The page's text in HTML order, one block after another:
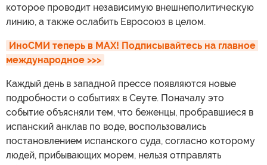
которое проводит независимую внешнеполитическую
линию, а также ослабить Евросоюз в целом.
ИноСМИ теперь в MAX! Подписывайтесь на главное
международное >>>
Каждый день в западной прессе появляются новые
подробности о событиях в Сеуте. Поначалу это
событие объясняли тем, что беженцы, пробравшиеся в
испанский анклав по воде, воспользовались
постановлением испанского суда, согласно которому
людей, прибывающих морем, нельзя отправлять